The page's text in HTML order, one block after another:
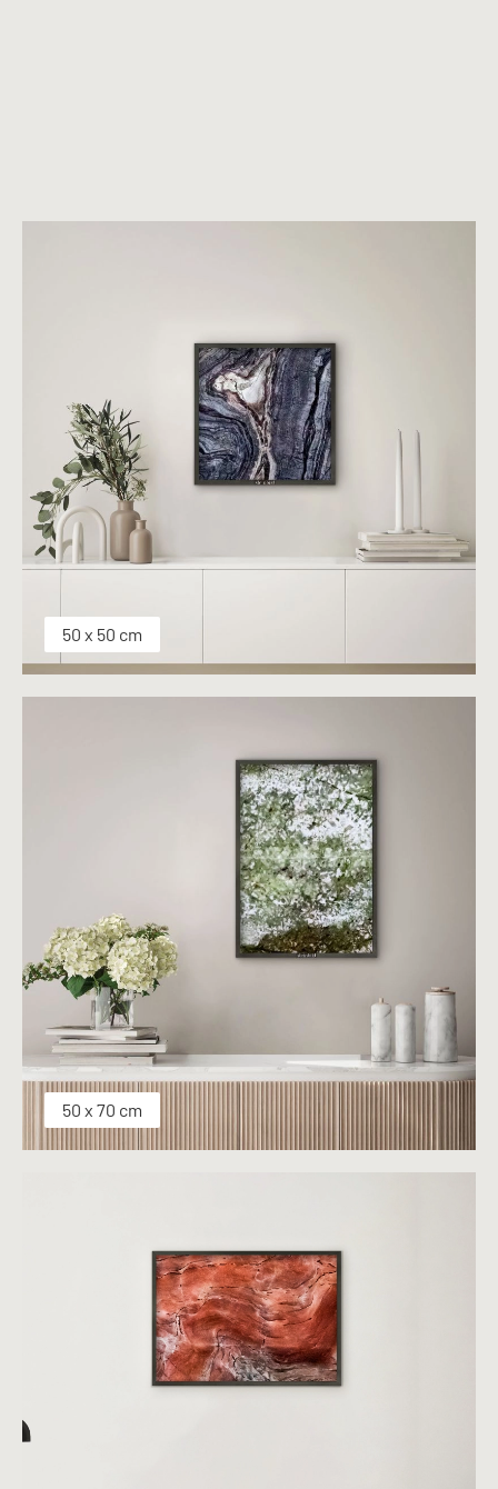
50 x 50 cm
50 x 70 cm